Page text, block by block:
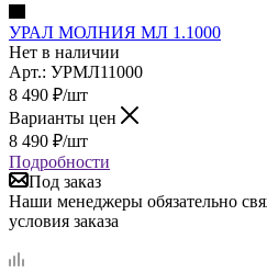
УРАЛ МОЛНИЯ МЛ 1.1000
Нет в наличии
Арт.: УРМЛ11000
8 490 ₽/шт
Варианты цен
8 490 ₽/шт
Подробности
Под заказ
Наши менеджеры обязательно
условия заказа